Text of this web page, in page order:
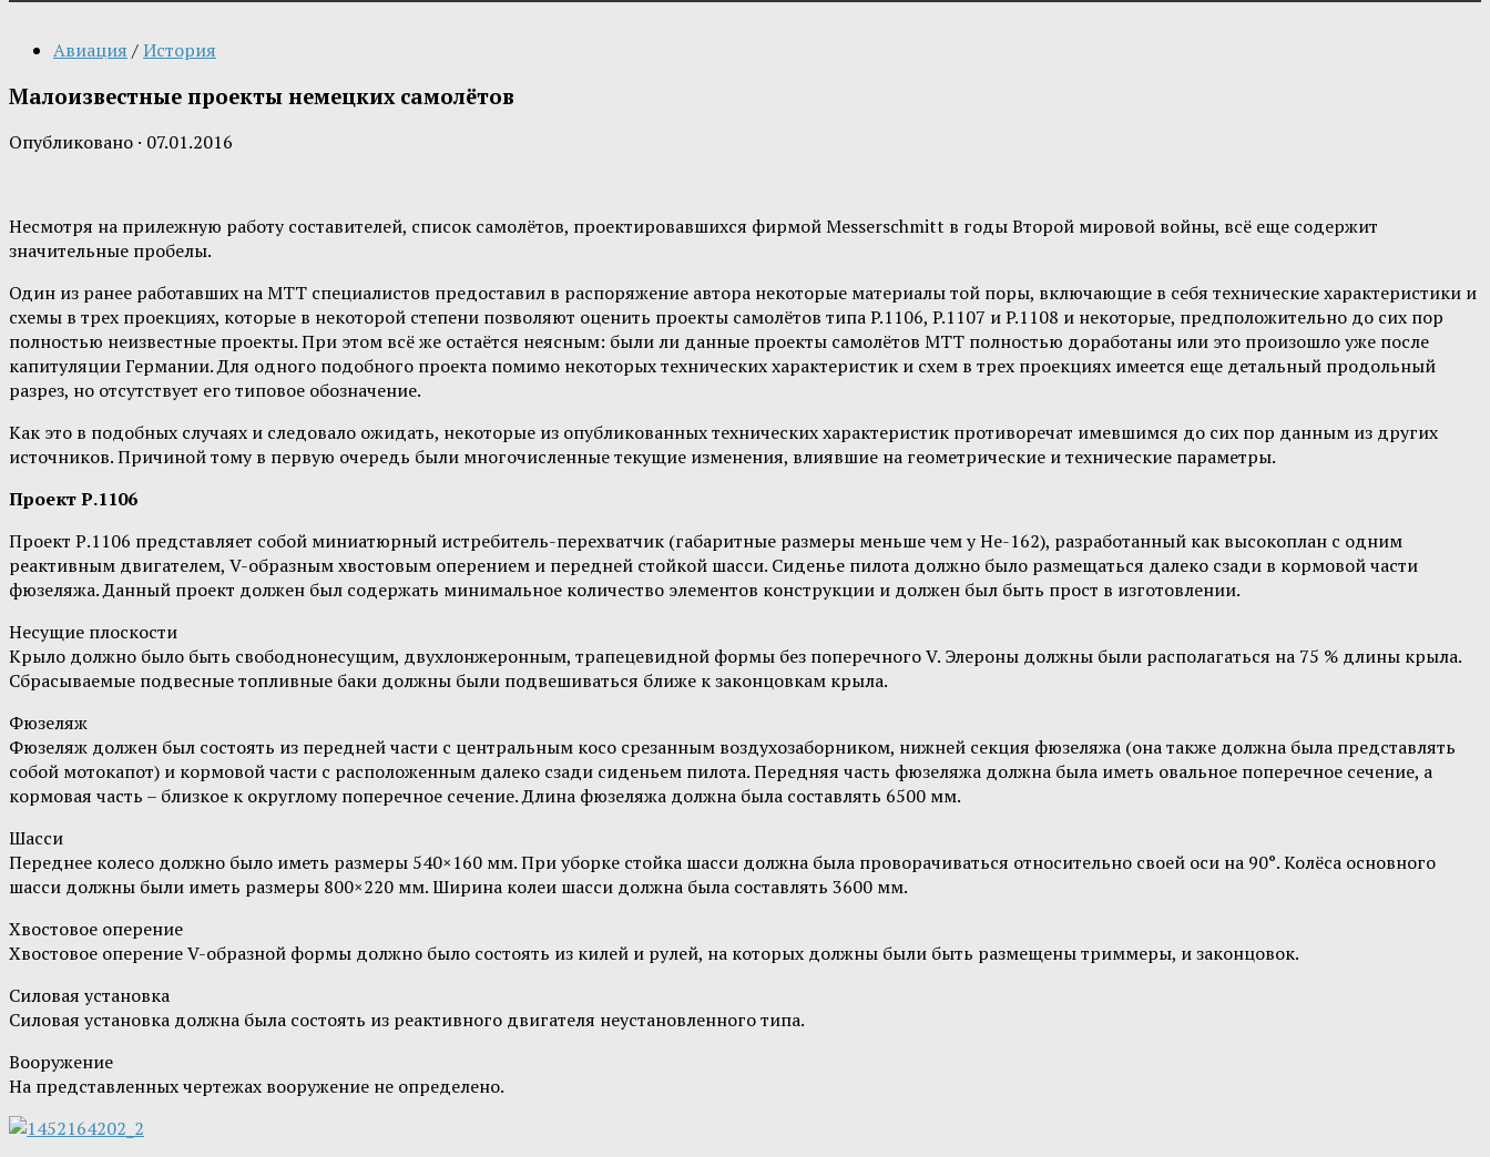
Авиация /История
Малоизвестные проекты немецких самолётов
Опубликовано · 07.01.2016
Несмотря на прилежную работу составителей, список самолётов, проектировавшихся фирмой Messerschmitt в годы Второй мировой войны, всё еще содержит
значительные пробелы.
Один из ранее работавших на MTT специалистов предоставил в распоряжение автора некоторые материалы той поры, включающие в себя технические характеристики и
схемы в трех проекциях, которые в некоторой степени позволяют оценить проекты самолётов типа P.1106, P.1107 и P.1108 и некоторые, предположительно до сих пор
полностью неизвестные проекты. При этом всё же остаётся неясным: были ли данные проекты самолётов MTT полностью доработаны или это произошло уже после
капитуляции Германии. Для одного подобного проекта помимо некоторых технических характеристик и схем в трех проекциях имеется еще детальный продольный
разрез, но отсутствует его типовое обозначение.
Как это в подобных случаях и следовало ожидать, некоторые из опубликованных технических характеристик противоречат имевшимся до сих пор данным из других
источников. Причиной тому в первую очередь были многочисленные текущие изменения, влиявшие на геометрические и технические параметры.
Проект Р.1106
Проект Р.1106 представляет собой миниатюрный истребитель-перехватчик (габаритные размеры меньше чем у Не-162), разработанный как высокоплан с одним
реактивным двигателем, V-образным хвостовым оперением и передней стойкой шасси. Сиденье пилота должно было размещаться далеко сзади в кормовой части
фюзеляжа. Данный проект должен был содержать минимальное количество элементов конструкции и должен был быть прост в изготовлении.
Несущие плоскости
Крыло должно было быть свободнонесущим, двухлонжеронным, трапецевидной формы без поперечного V. Элероны должны были располагаться на 75 % длины крыла.
Сбрасываемые подвесные топливные баки должны были подвешиваться ближе к законцовкам крыла.
Фюзеляж
Фюзеляж должен был состоять из передней части с центральным косо срезанным воздухозаборником, нижней секция фюзеляжа (она также должна была представлять
собой мотокапот) и кормовой части с расположенным далеко сзади сиденьем пилота. Передняя часть фюзеляжа должна была иметь овальное поперечное сечение, а
кормовая часть – близкое к округлому поперечное сечение. Длина фюзеляжа должна была составлять 6500 мм.
Шасси
Переднее колесо должно было иметь размеры 540×160 мм. При уборке стойка шасси должна была проворачиваться относительно своей оси на 90°. Колёса основного
шасси должны были иметь размеры 800×220 мм. Ширина колеи шасси должна была составлять 3600 мм.
Хвостовое оперение
Хвостовое оперение V-образной формы должно было состоять из килей и рулей, на которых должны были быть размещены триммеры, и законцовок.
Силовая установка
Силовая установка должна была состоять из реактивного двигателя неустановленного типа.
Вооружение
На представленных чертежах вооружение не определено.